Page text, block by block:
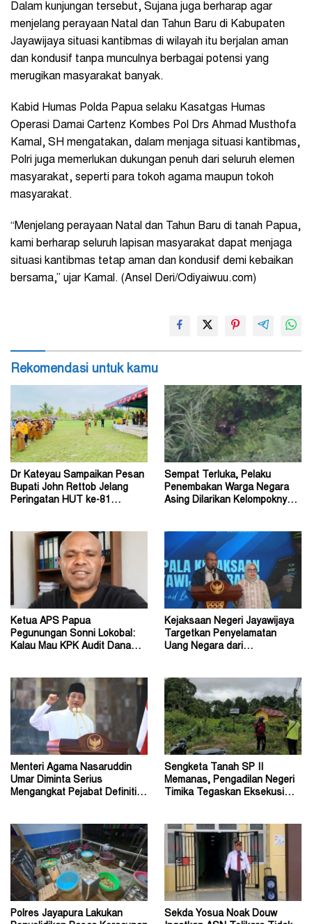
Dalam kunjungan tersebut, Sujana juga berharap agar
menjelang perayaan Natal dan Tahun Baru di Kabupaten
Jayawijaya situasi kantibmas di wilayah itu berjalan aman
dan kondusif tanpa munculnya berbagai potensi yang
merugikan masyarakat banyak.
Kabid Humas Polda Papua selaku Kasatgas Humas
Operasi Damai Cartenz Kombes Pol Drs Ahmad Musthofa
Kamal, SH mengatakan, dalam menjaga situasi kantibmas,
Polri juga memerlukan dukungan penuh dari seluruh elemen
masyarakat, seperti para tokoh agama maupun tokoh
masyarakat.
“Menjelang perayaan Natal dan Tahun Baru di tanah Papua,
kami berharap seluruh lapisan masyarakat dapat menjaga
situasi kantibmas tetap aman dan kondusif demi kebaikan
bersama,” ujar Kamal. (Ansel Deri/Odiyaiwuu.com)
Rekomendasi untuk kamu
Dr Kateyau Sampaikan Pesan
Bupati John Rettob Jelang
Peringatan HUT ke-81
Sempat Terluka, Pelaku
Penembakan Warga Negara
Asing Dilarikan Kelompoknya
Ketua APS Papua
Pegunungan Sonni Lokobal:
Kalau Mau KPK Audit Dana
Kejaksaan Negeri Jayawijaya
Targetkan Penyelamatan
Uang Negara dari
Menteri Agama Nasaruddin
Umar Diminta Serius
Mengangkat Pejabat Definitif
Sengketa Tanah SP II
Memanas, Pengadilan Negeri
Timika Tegaskan Eksekusi
Polres Jayapura Lakukan
Sekda Yosua Noak Douw